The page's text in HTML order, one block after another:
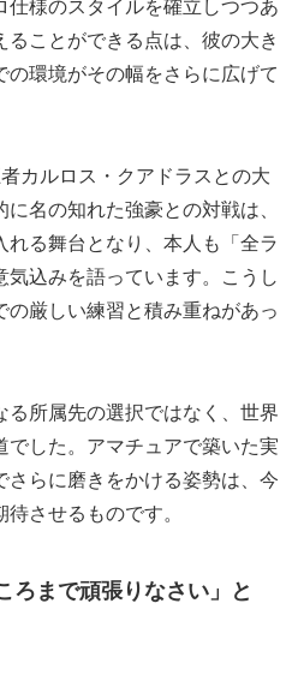
仕様のスタイルを確立しつつあ
ることができる点は、彼の大き
の環境がその幅をさらに広げて
カルロス・クアドラスとの大
名の知れた強豪との対戦は、
る舞台となり、本人も「全ラ
気込みを語っています。こうし
の厳しい練習と積み重ねがあっ
る所属先の選択ではなく、世界
でした。アマチュアで築いた実
さらに磨きをかける姿勢は、今
させるものです。
ろまで頑張りなさい」と